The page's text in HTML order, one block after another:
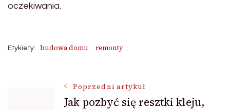
oczekiwania.
Etykiety: budowa domu remonty
NawigacjaPoprzedni artykuł
Jak pozbyć się resztki kleju,